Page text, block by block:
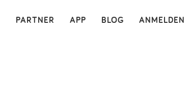
ANMELDEN
BLOG
APP
PARTNER ×